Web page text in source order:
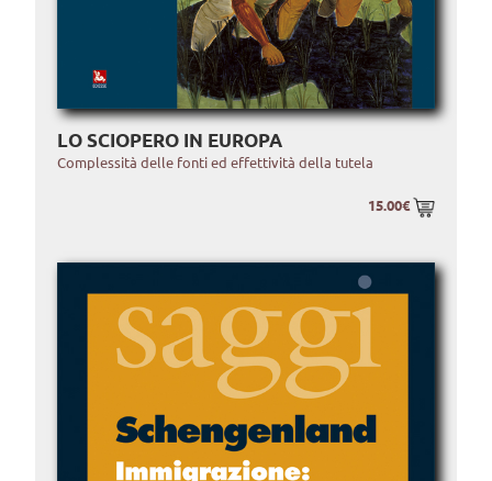
LO SCIOPERO IN EUROPA
Complessità delle fonti ed effettività della tutela
15.00€